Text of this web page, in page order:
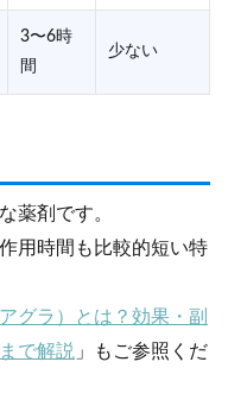
3〜6時
間
少ない
薬剤です。
用時間も比較的短い特
グラ）とは？効果・副
で解説 」もご参照くだ